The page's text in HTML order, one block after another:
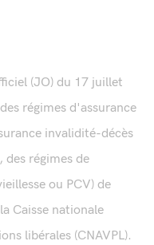
(JO) du 17 juillet
régimes d'assurance
invalidité-décès
régimes de
ou PCV) de
Caisse nationale
libérales (CNAVPL).